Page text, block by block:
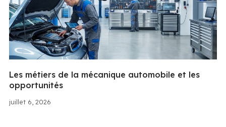
juillet 6, 2026
Les métiers de la mécanique automobile et les
opportunités